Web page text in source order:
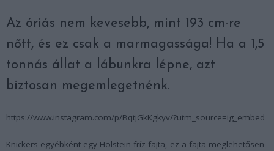
Az óriás nem kevesebb, mint 193 cm-re
nőtt, és ez csak a marmagassága! Ha a 1,5
tonnás állat a lábunkra lépne, azt
biztosan megemlegetnénk.
https://www.instagram.com/p/BqtjGkKgkyv/?utm_source=ig_embed
Knickers egyébként egy Holstein-fríz fajta, ez a fajta meglehetősen